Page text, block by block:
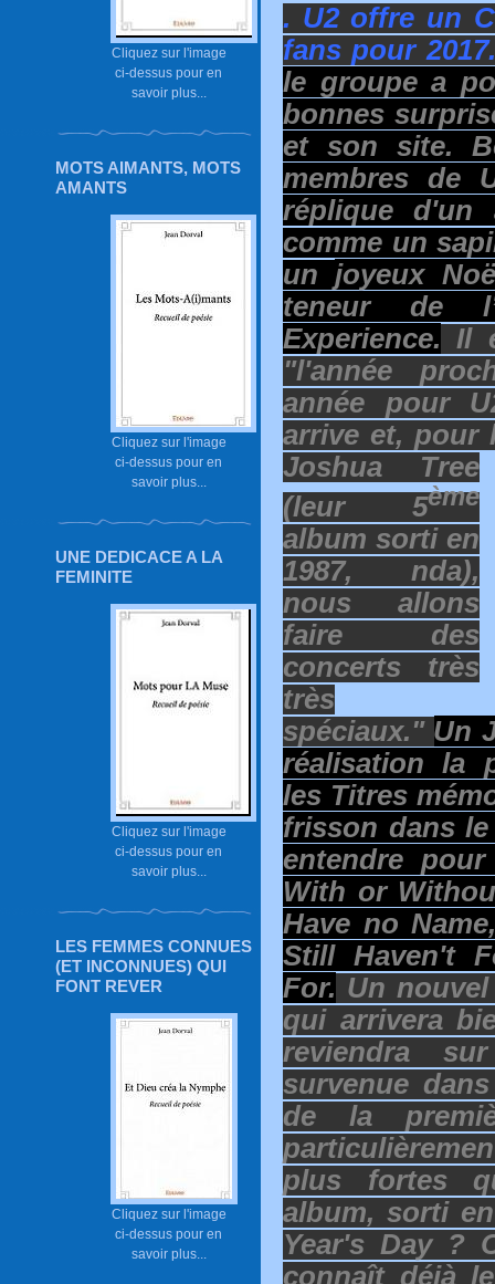
Cliquez sur l'image
ci-dessus pour en
savoir plus...
MOTS AIMANTS, MOTS
AMANTS
Cliquez sur l'image
ci-dessus pour en
savoir plus...
UNE DEDICACE A LA
FEMINITE
Cliquez sur l'image
ci-dessus pour en
savoir plus...
LES FEMMES CONNUES
(ET INCONNUES) QUI
FONT REVER
Cliquez sur l'image
ci-dessus pour en
savoir plus...
. U2 offre un
fans pour 2017.
le groupe a
bonnes
et son site.
membres de
réplique d'un
comme un
unjoyeux
teneur de
Experience. Il
"l'année
année pour
arrive et, pour
Joshua Tree
(leur 5ème
album sorti en
1987, nda),
nous allons
faire des
concerts très
très
spéciaux." Un
réalisation la
les Titres
frisson dans
entendre
With or
Have no
Still Haven't
For. Un
qui arrivera
reviendra
survenue
de la
plus fortes
album, sorti
Year's Day ?
connaît déjà